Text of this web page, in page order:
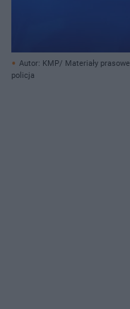
Autor: KMP/ Materiały prasowe
policja